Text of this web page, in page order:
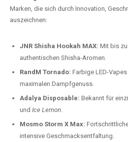
Marken, die sich durch Innovation,
auszeichnen:
JNR Shisha Hookah MAX: Mit bis zu
authentischen Shisha-Aromen.
RandM Tornado: Farbige LED-
maximalen Dampfgenuss.
Adalya Disposable: Bekannt für
und Ice Lemon.
Mosmo Storm X Max:
intensive Geschmacksentfaltung.